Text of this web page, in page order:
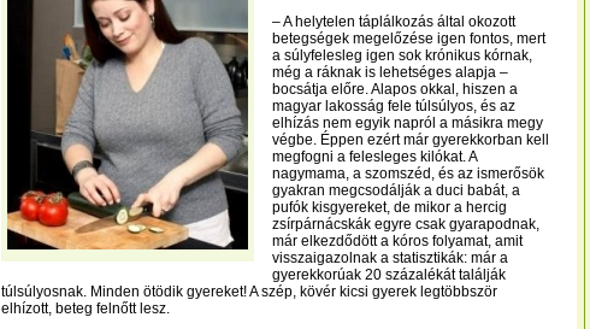
– A helytelen táplálkozás által okozott
betegségek megelőzése igen fontos, mert
a súlyfelesleg igen sok krónikus kórnak,
még a ráknak is lehetséges alapja –
bocsátja előre. Alapos okkal, hiszen a
magyar lakosság fele túlsúlyos, és az
elhízás nem egyik napról a másikra megy
végbe. Éppen ezért már gyerekkorban kell
megfogni a felesleges kilókat. A
nagymama, a szomszéd, és az ismerősök
gyakran megcsodálják a duci babát, a
pufók kisgyereket, de mikor a hercig
zsírpárnácskák egyre csak gyarapodnak,
már elkezdődött a kóros folyamat, amit
visszaigazolnak a statisztikák: már a
gyerekkorúak 20 százalékát találják
túlsúlyosnak. Minden ötödik gyereket! A szép, kövér kicsi gyerek legtöbbször
elhízott, beteg felnőtt lesz.